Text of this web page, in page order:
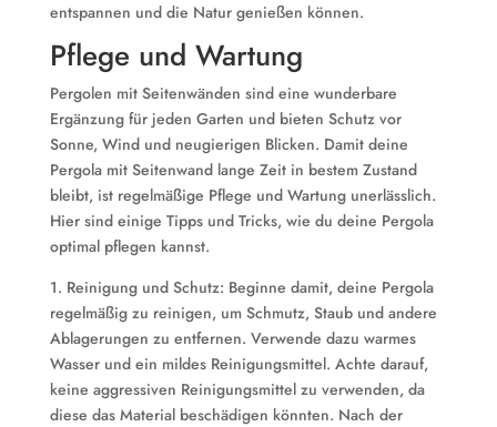
entspannen und die Natur genießen können.
Pflege und Wartung
Pergolen mit Seitenwänden sind eine wunderbare
Ergänzung für jeden Garten und bieten Schutz vor
Sonne, Wind und neugierigen Blicken. Damit deine
Pergola mit Seitenwand lange Zeit in bestem Zustand
bleibt, ist regelmäßige Pflege und Wartung unerlässlich.
Hier sind einige Tipps und Tricks, wie du deine Pergola
optimal pflegen kannst.
1. Reinigung und Schutz: Beginne damit, deine Pergola
regelmäßig zu reinigen, um Schmutz, Staub und andere
Ablagerungen zu entfernen. Verwende dazu warmes
Wasser und ein mildes Reinigungsmittel. Achte darauf,
keine aggressiven Reinigungsmittel zu verwenden, da
diese das Material beschädigen könnten. Nach der